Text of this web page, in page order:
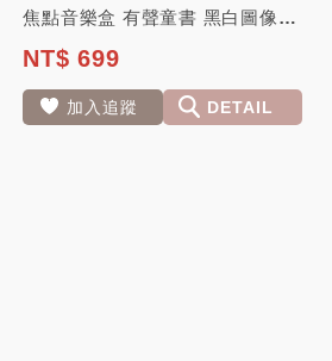
焦點音樂盒 有聲童書 黑白圖像卡 舒眠 安撫 音樂盒
NT$ 699
加入追蹤 DETAIL